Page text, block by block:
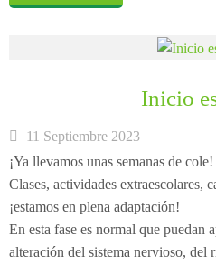
Inicio
11 Septiembre 2023
¡Ya llevamos unas semanas de cole!
Clases, actividades extraescolares,
¡estamos en plena adaptación!
En esta fase es normal que puedan
alteración del sistema nervioso, del